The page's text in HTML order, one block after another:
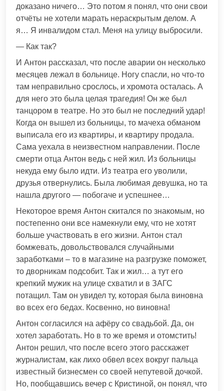
доказано ничего… Это потом я понял, что они свои
отчёты не хотели марать нераскрытым делом. А
я… Я инвалидом стал. Меня на улицу выбросили.
— Как так?
И Антон рассказал, что после аварии он несколько
месяцев лежал в больнице. Ногу спасли, но что-то
там неправильно срослось, и хромота осталась. А
для него это была целая трагедия! Он же был
танцором в театре. Но это был не последний удар!
Когда он вышел из больницы, то мачеха обманом
выписала его из квартиры, и квартиру продала.
Сама уехала в неизвестном направлении. После
смерти отца Антон ведь с ней жил. Из больницы
некуда ему было идти. Из театра его уволили,
друзья отвернулись. Была любимая девушка, но та
нашла другого — побогаче и успешнее…
Некоторое время Антон скитался по знакомым, но
постепенно они все намекнули ему, что не хотят
больше участвовать в его жизни. Антон стал
бомжевать, довольствовался случайными
заработками – то в магазине на разгрузке поможет,
то дворникам подсобит. Так и жил… а тут его
крепкий мужик на улице схватил и в ЗАГС
потащил. Там он увидел ту, которая была виновна
во всех его бедах. Косвенно, но виновна!
Антон согласился на афёру со свадьбой. Да, он
хотел заработать. Но в то же время и отомстить!
Антон решил, что после всего этого расскажет
журналистам, как лихо обвел всех вокруг пальца
известный бизнесмен со своей непутевой дочкой.
Но, пообщавшись вечер с Кристиной, он понял, что